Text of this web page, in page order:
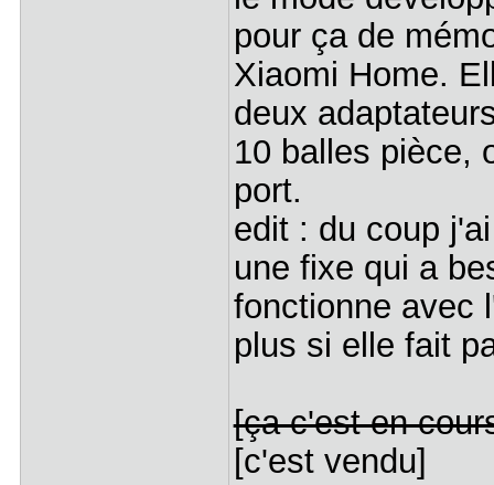
pour ça de
Xiaomi Home.
deux
10 balles pièce,
port.
edit : du coup
une fixe qui a
fonctionne avec
plus si elle fait
[ça c'est en
[c'est vendu]